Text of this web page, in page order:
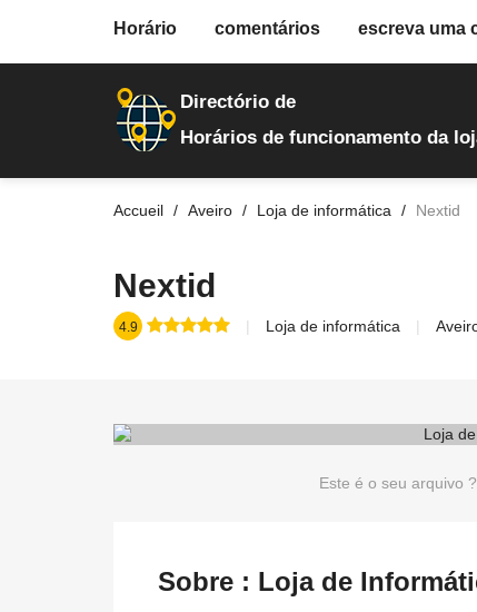
loja-de-informatica
Directório de
Horários de funcionamento da
Accueil Aveiro Loja de informática Nextid
Nextid
4.9 Loja de informática
Horário comentários escreva uma
Este é o seu arquivo ?
Sobre : Loja de